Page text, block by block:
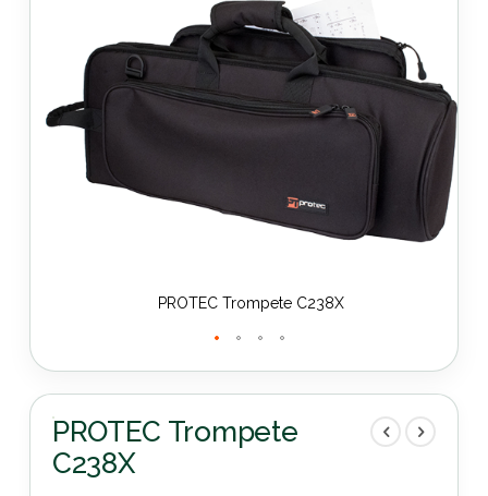
PROTEC Trompete C238X
Zum
Anfang
der
Bildergalerie
springen
PROTEC Trompete
C238X